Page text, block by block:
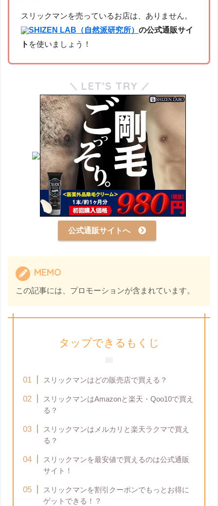
スリックマンを売っているお店は、ありません。
SHIZEN LAB（自然派研究所） の公式通販サイ
ト を使いましょう！
LET’S TRY
公式通販サイトへ
MEMO
この記事には、プロモーションが含まれています。
タップできるもくじ
スリックマンはどの販売店で買える？
スリックマンはAmazonと楽天・Qoo10で買え
る？
スリックマンはメルカリと楽天ラクマで買え
る？
スリックマンを最安値で買えるのは公式通販
サイト！
スリックマンを割引クーポンでもっとお得に
ゲットできる！？